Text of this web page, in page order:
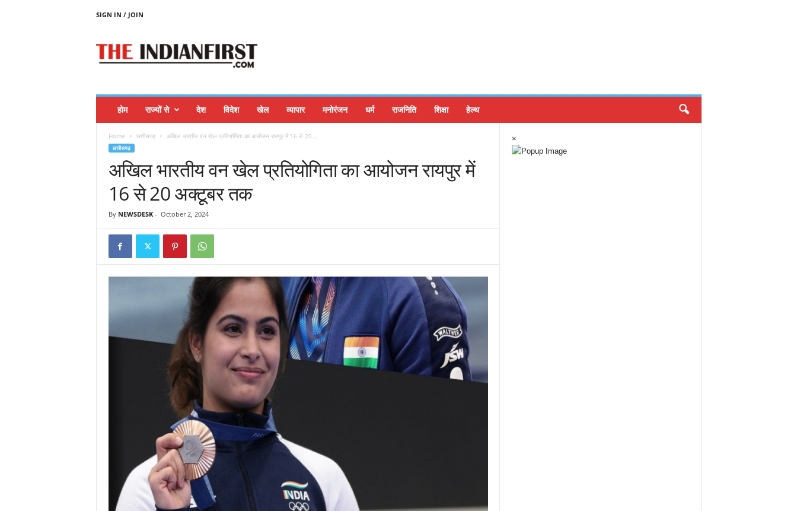
SIGN IN / JOIN
होम राज्यों से देश विदेश खेल व्यापार मनोरंजन धर्म राजनिति शिक्षा हेल्थ
Home छत्तीसगढ़ अखिल भारतीय वन खेल प्रतियोगिता का आयोजन रायपुर में 16 से 20...
छत्तीसगढ़
अखिल भारतीय वन खेल प्रतियोगिता का आयोजन रायपुर में
16 से 20 अक्टूबर तक
By NEWSDESK- October 2, 2024
×